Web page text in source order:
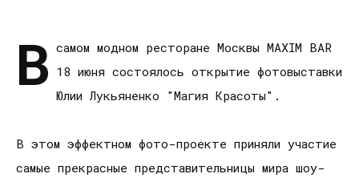
В самом модном ресторане Москвы MAXIM BAR
18 июня состоялось открытие фотовыставки
Юлии Лукьяненко "Магия Красоты".
В этом эффектном фото-проекте приняли участие
самые прекрасные представительницы мира шоу-